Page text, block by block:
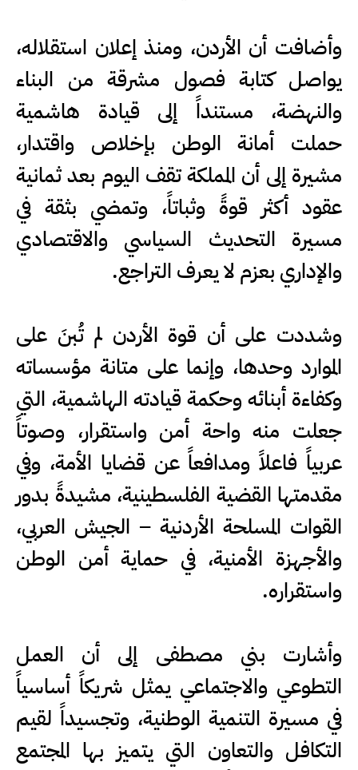
وأضافت أن الأردن، ومنذ إعلان استقلاله،
يواصل كتابة فصول مشرقة من البناء
والنهضة، مستنداً إلى قيادة هاشمية
حملت أمانة الوطن بإخلاص واقتدار،
مشيرة إلى أن المملكة تقف اليوم بعد ثمانية
عقود أكثر قوةً وثباتاً، وتمضي بثقة في
مسيرة التحديث السياسي والاقتصادي
والإداري بعزم لا يعرف التراجع.
وشددت على أن قوة الأردن لم تُبنَ على
الموارد وحدها، وإنما على متانة مؤسساته
وكفاءة أبنائه وحكمة قيادته الهاشمية، التي
جعلت منه واحة أمن واستقرار، وصوتاً
عربياً فاعلاً ومدافعاً عن قضايا الأمة، وفي
مقدمتها القضية الفلسطينية، مشيدةً بدور
القوات المسلحة الأردنية – الجيش العربي،
والأجهزة الأمنية، في حماية أمن الوطن
واستقراره.
وأشارت بني مصطفى إلى أن العمل
التطوعي والاجتماعي يمثل شريكاً أساسياً
في مسيرة التنمية الوطنية، وتجسيداً لقيم
التكافل والتعاون التي يتميز بها المجتمع